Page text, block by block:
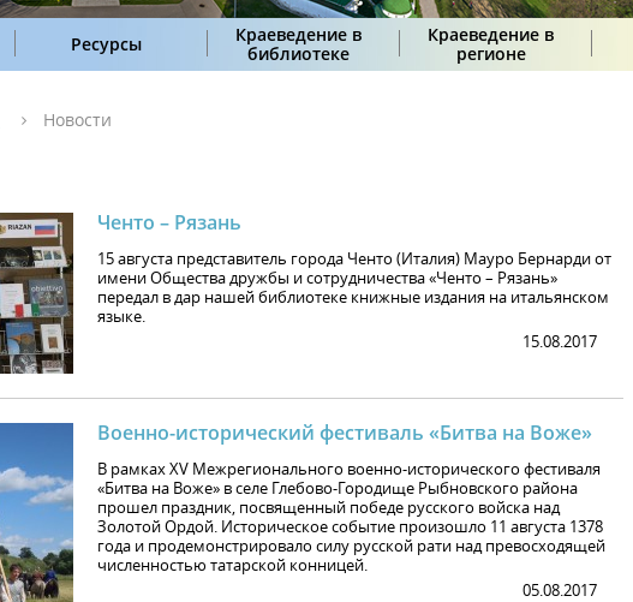
Ресурсы
Краеведение в
библиотеке
Краеведение в
регионе
Новости
Ченто – Рязань
15 августа представитель города Ченто (Италия) Мауро Бернарди от
имени Общества дружбы и сотрудничества «Ченто – Рязань»
передал в дар нашей библиотеке книжные издания на итальянском
языке.
15.08.2017
Военно-исторический фестиваль «Битва на Воже»
В рамках XV Межрегионального военно-исторического фестиваля
«Битва на Воже» в селе Глебово-Городище Рыбновского района
прошел праздник, посвященный победе русского войска над
Золотой Ордой. Историческое событие произошло 11 августа 1378
года и продемонстрировало силу русской рати над превосходящей
численностью татарской конницей.
05.08.2017